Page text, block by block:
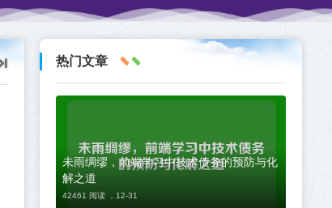
热门文章
未雨绸缪，前端学习中技术债务的预防与化
解之道
42461 阅读 ， 12-31